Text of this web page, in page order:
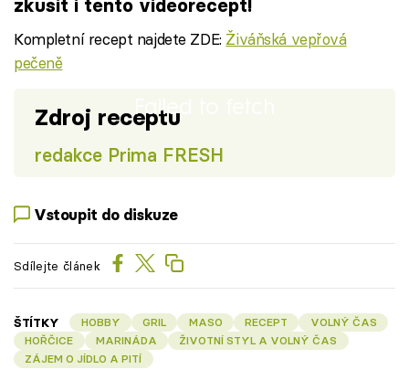
zkusit i tento videorecept!
Kompletní recept najdete ZDE: Živáňská vepřová
pečeně
Failed to fetch
Zdroj receptu
redakce Prima FRESH
Vstoupit do diskuze
Sdílejte článek
ŠTÍTKY HOBBY GRIL MASO RECEPT
VOLNÝ ČAS
HOŘČICE
MARINÁDA
ŽIVOTNÍ STYL A VOLNÝ ČAS
ZÁJEM O JÍDLO A PITÍ